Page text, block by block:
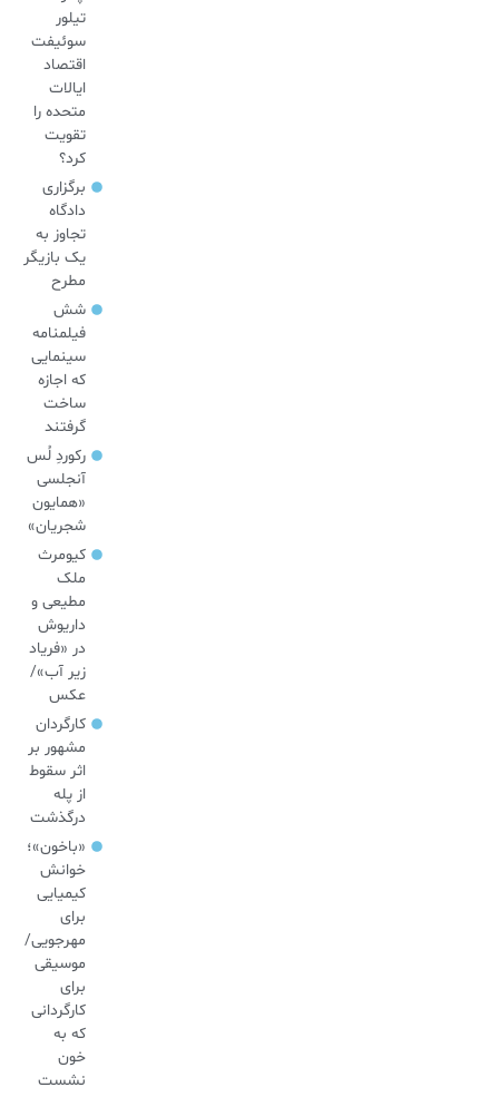
تیلور
سوئیفت
اقتصاد
ایالات
متحده را
تقویت
کرد؟
برگزاری
دادگاه
تجاوز به
یک بازیگر
مطرح
شش
فیلمنامه
سینمایی
که اجازه
ساخت
گرفتند
رکوردِ لُس
آنجلسی
«همایون
شجریان»
کیومرث
ملک
مطیعی و
داریوش
در «فریاد
زیر آب»/
عکس
کارگردان
مشهور بر
اثر سقوط
از پله
درگذشت
«باخون»‌؛
خوانش
کیمیایی
برای
مهرجویی/
موسیقی
برای
کارگردانی
که به
خون
نشست